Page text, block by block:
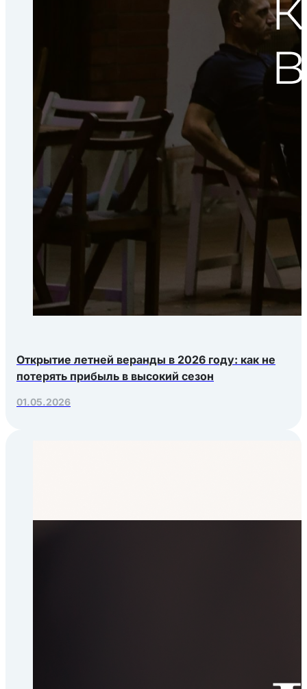
Открытие летней веранды в 2026 году: как не
потерять прибыль в высокий сезон
01.05.2026